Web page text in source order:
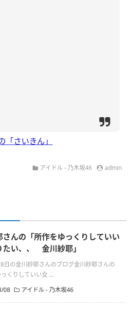
「さいきん」
アイドル - 乃木坂46 admin
さんの「所作をゆっくりしていい
たい、、 金川紗耶」
日の金川紗耶さんのブログ金川紗耶さんの
っくりしていい女 ...
08
アイドル - 乃木坂46